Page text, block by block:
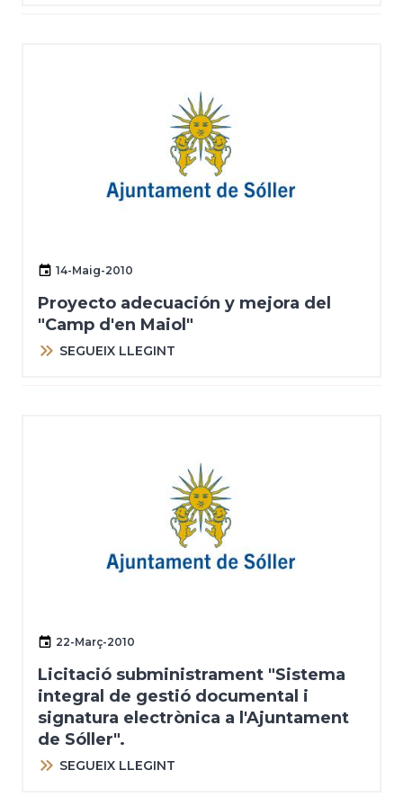
14-Maig-2010
Proyecto adecuación y mejora del
"Camp d'en Maiol"
SEGUEIX LLEGINT
22-Març-2010
Licitació subministrament "Sistema
integral de gestió documental i
signatura electrònica a l'Ajuntament
de Sóller".
SEGUEIX LLEGINT